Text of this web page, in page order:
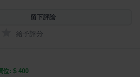
留下評論
給予評分
位: $ 400